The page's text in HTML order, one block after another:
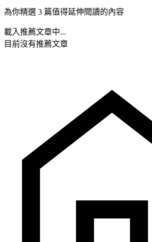
為你精選 3 篇值得延伸閱讀的內容
載入推薦文章中...
目前沒有推薦文章